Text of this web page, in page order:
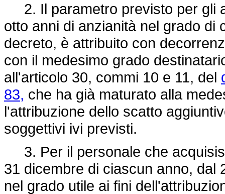
2. Il parametro previsto per gli
otto anni di anzianità nel grado di
decreto, è attribuito con
con il medesimo grado
all'articolo 30, commi 10 e 11, del
83, che ha già maturato alla
l'attribuzione dello scatto
soggettivi ivi previsti.
3. Per il personale che
31 dicembre di ciascun anno, dal
nel grado utile ai fini